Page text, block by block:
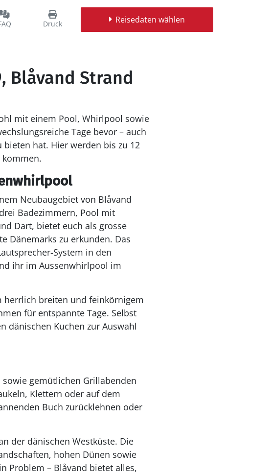
Druck Reisedaten wählen
Blåvand Strand
mit einem Pool, Whirlpool sowie
Tage bevor – auch
hat. Hier werden bis zu 12
kommen.
Neubaugebiet von Blåvand
Badezimmern, Pool mit
Dart, bietet euch als grosse
Dänemarks zu erkunden. Das
System in den
ihr im Aussenwhirlpool im
herrlich breiten und feinkörnigem
für entspannte Tage. Selbst
dänischen Kuchen zur Auswahl
sowie gemütlichen Grillabenden
Klettern oder auf dem
Buch zurücklehnen oder
der dänischen Westküste. Die
hohen Dünen sowie
Problem – Blåvand bietet alles,